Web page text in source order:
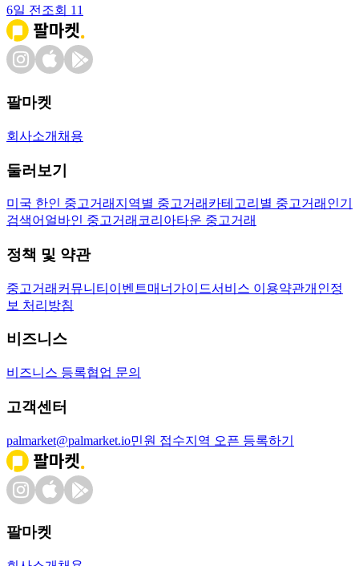
6일 전 조회 11
팔마켓
회사소개 채용
둘러보기
미국 한인 중고거래 지역별 중고거래 카테고리별 중고거래 인기
검색어 얼바인 중고거래 코리아타운 중고거래
정책 및 약관
중고거래 커뮤니티 이벤트매너가이드서비스 이용약관개인정
보 처리방침
비즈니스
비즈니스 등록협업 문의
고객센터
palmarket@palmarket.io민원 접수지역 오픈 등록하기
팔마켓